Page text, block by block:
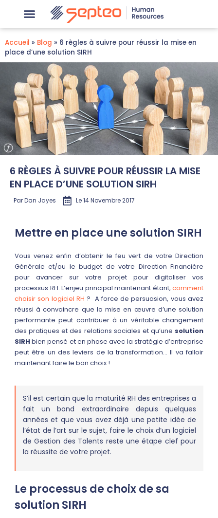
Accueil » Blog » 6 règles à suivre pour réussir la mise en
place d’une solution SIRH
6 RÈGLES À SUIVRE POUR RÉUSSIR LA MISE
EN PLACE D’UNE SOLUTION SIRH
ParDan Jayes Le14 Novembre 2017
Mettre en place une solution SIRH
Vous venez enfin d’obtenir le feu vert de votre Direction
Générale et/ou le budget de votre Direction Financière
pour avancer sur votre projet pour digitaliser vos
processus RH. L’enjeu principal maintenant étant, comment
choisir son logiciel RH ? A force de persuasion, vous avez
réussi à convaincre que la mise en œuvre d’une solution
performante peut contribuer à un véritable changement
des pratiques et des relations sociales et qu’une solution
SIRH bien pensé et en phase avec la stratégie d’entreprise
peut être un des leviers de la transformation… Il va falloir
maintenant faire le bon choix !
S’il est certain que la maturité RH des entreprises a
fait un bond extraordinaire depuis quelques
années et que vous avez déjà une petite idée de
l’état de l’art sur le sujet, faire le choix d’un logiciel
de Gestion des Talents reste une étape clef pour
la réussite de votre projet.
Le processus de choix de sa
solution SIRH